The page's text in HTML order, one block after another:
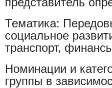
Тематика:
социальное
транспорт,
Номинации и
группы в